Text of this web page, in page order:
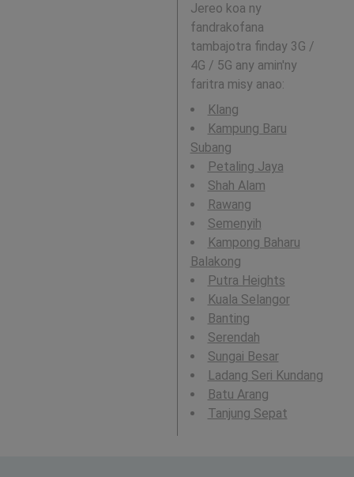
Jereo koa ny
fandrakofana
tambajotra finday 3G /
4G / 5G any amin'ny
faritra misy anao:
Klang
Kampung Baru
Subang
Petaling Jaya
Shah Alam
Rawang
Semenyih
Kampong Baharu
Balakong
Putra Heights
Kuala Selangor
Banting
Serendah
Sungai Besar
Ladang Seri Kundang
Batu Arang
Tanjung Sepat